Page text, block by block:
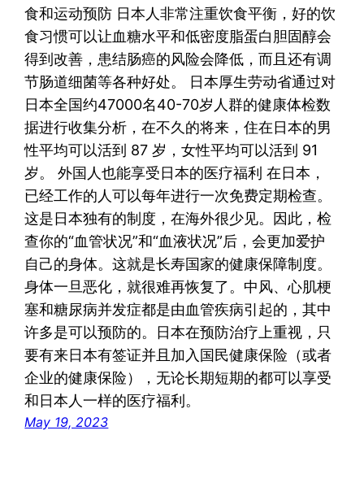
食和运动预防 日本人非常注重饮食平衡，好的饮
食习惯可以让血糖水平和低密度脂蛋白胆固醇会
得到改善，患结肠癌的风险会降低，而且还有调
节肠道细菌等各种好处。 日本厚生劳动省通过对
日本全国约47000名40-70岁人群的健康体检数
据进行收集分析，在不久的将来，住在日本的男
性平均可以活到 87 岁，女性平均可以活到 91
岁。 外国人也能享受日本的医疗福利 在日本，
已经工作的人可以每年进行一次免费定期检查。
这是日本独有的制度，在海外很少见。因此，检
查你的“血管状况”和“血液状况”后，会更加爱护
自己的身体。这就是长寿国家的健康保障制度。
身体一旦恶化，就很难再恢复了。中风、心肌梗
塞和糖尿病并发症都是由血管疾病引起的，其中
许多是可以预防的。日本在预防治疗上重视，只
要有来日本有签证并且加入国民健康保险（或者
企业的健康保险），无论长期短期的都可以享受
和日本人一样的医疗福利。
May 19, 2023